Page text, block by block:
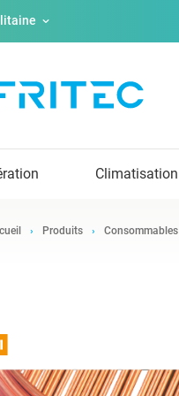
Climatisation
Produits Consommables